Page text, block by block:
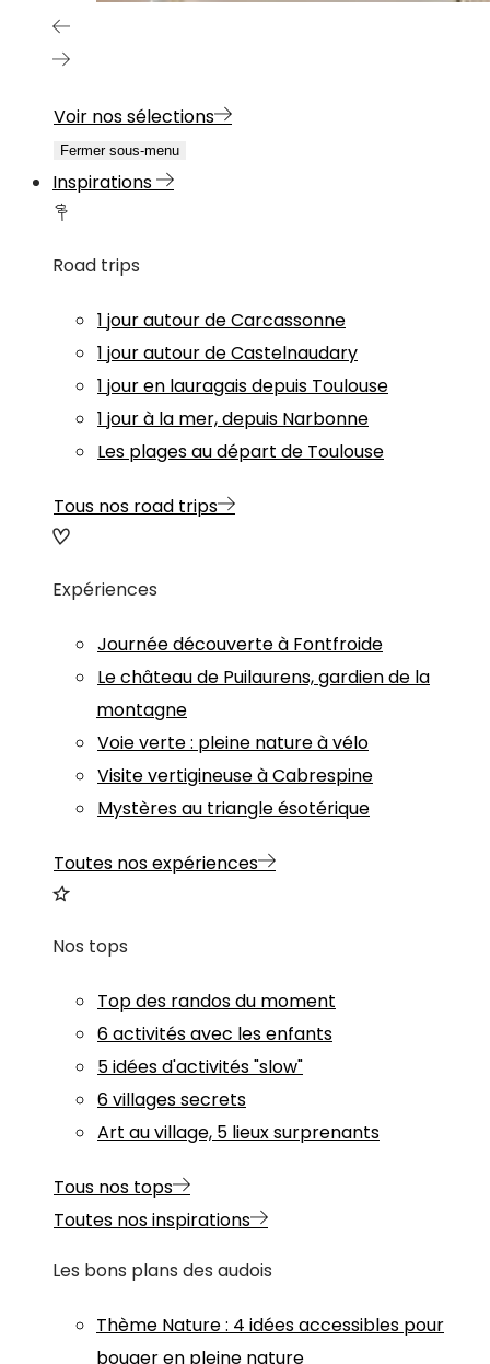
Voir nos sélections
Fermer sous-menu
Inspirations
Road trips
1 jour autour de Carcassonne
1 jour autour de Castelnaudary
1 jour en lauragais depuis Toulouse
1 jour à la mer, depuis Narbonne
Les plages au départ de Toulouse
Tous nos road trips
Expériences
Journée découverte à Fontfroide
Le château de Puilaurens, gardien de la
montagne
Voie verte : pleine nature à vélo
Visite vertigineuse à Cabrespine
Mystères au triangle ésotérique
Toutes nos expériences
Nos tops
Top des randos du moment
6 activités avec les enfants
5 idées d'activités "slow"
6 villages secrets
Art au village, 5 lieux surprenants
Tous nos tops
Toutes nos inspirations
Les bons plans des audois
Thème Nature: 4 idées accessibles pour
bouger en pleine nature